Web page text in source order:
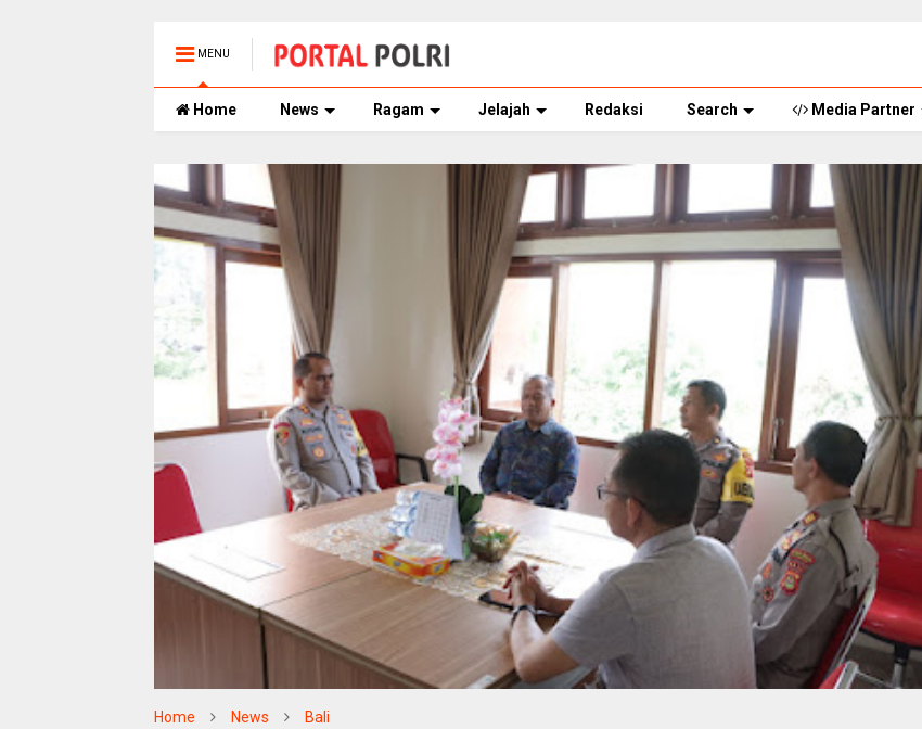
MENU
Home News Ragam Jelajah Redaksi Search Media Partner
Home News Bali